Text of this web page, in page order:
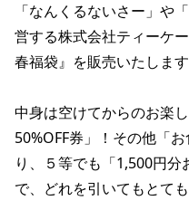
「なんくるないさー」や
営する株式会社ティーケ
春福袋』を販売いたします
中身は空けてからのお楽
50%OFF券」！その他「
り、５等でも「1,500円
で、どれを引いてもとて